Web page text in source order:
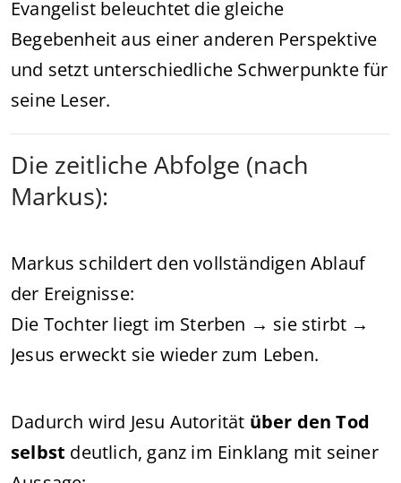
Evangelist beleuchtet die gleiche
Begebenheit aus einer anderen Perspektive
und setzt unterschiedliche Schwerpunkte für
seine Leser.
Die zeitliche Abfolge (nach
Markus):
Markus schildert den vollständigen Ablauf
der Ereignisse:
Die Tochter liegt im Sterben → sie stirbt →
Jesus erweckt sie wieder zum Leben.
Dadurch wird Jesu Autorität über den Tod
selbst deutlich, ganz im Einklang mit seiner